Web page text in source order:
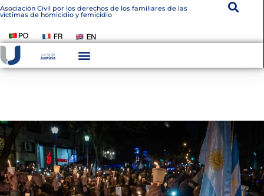
Asociación Civil por los derechos de los familiares de las
víctimas de homicidio y femicidio